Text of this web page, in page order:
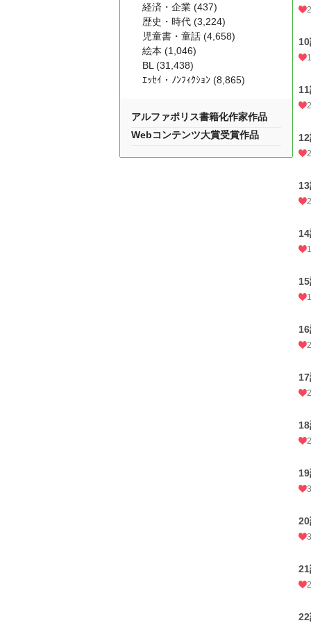
経済・企業 (437)
歴史・時代 (3,224)
児童書・童話 (4,658)
絵本 (1,046)
BL (31,438)
ｴｯｾｲ・ﾉﾝﾌｨｸｼｮﾝ (8,865)
アルファポリス書籍化作家作品
Webコンテンツ大賞受賞作品